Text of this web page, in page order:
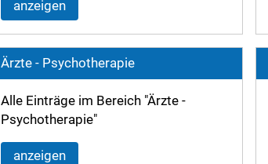
anzeigen
Ärzte - Psychotherapie
Alle Einträge im Bereich "Ärzte -
Psychotherapie"
anzeigen